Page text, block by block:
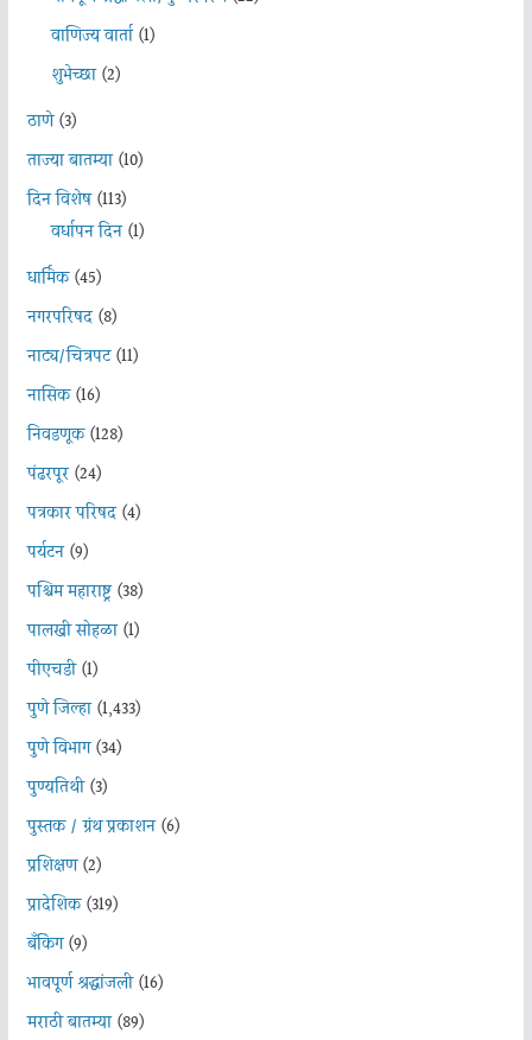
वाणिज्य वार्ता(1)
शुभेच्छा(2)
ठाणे(3)
ताज्या बातम्या(10)
दिन विशेष(113)
वर्धापन दिन(1)
धार्मिक(45)
नगरपरिषद(8)
नाट्य/चित्रपट(11)
नासिक(16)
निवडणूक(128)
पंढरपूर(24)
पत्रकार परिषद(4)
पर्यटन(9)
पश्चिम महाराष्ट्र(38)
पालखी सोहळा(1)
पीएचडी(1)
पुणे जिल्हा(1,433)
पुणे विभाग(34)
पुण्यतिथी(3)
पुस्तक / ग्रंथ प्रकाशन(6)
प्रशिक्षण(2)
प्रादेशिक(319)
बँकिंग(9)
भावपूर्ण श्रद्धांजली(16)
मराठी बातम्या(89)